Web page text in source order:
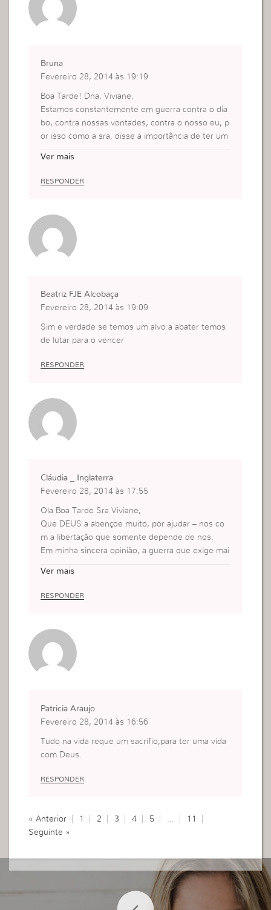
Bruna
Fevereiro 28, 2014 às 19:19
Boa Tarde! Dna. Viviane.
Estamos constantemente em guerra contra o dia
bo, contra nossas vontades, contra o nosso eu, p
or isso como a sra. disse a importância de ter um
s livres de qualquer influencia negativa.
Precisamos mostrar a nossa fe atraves das nossa
s atitudes.
Ver mais
RESPONDER
Beatriz FJE Alcobaça
Fevereiro 28, 2014 às 19:09
Sim e verdade se temos um alvo a abater temos
de lutar para o vencer
RESPONDER
Cláudia _ Inglaterra
Fevereiro 28, 2014 às 17:55
Ola Boa Tarde Sra Viviane,
Que DEUS a abençoe muito, por ajudar – nos co
m a libertação que somente depende de nos.
Em minha sincera opinião, a guerra que exige mai
sse da nossa libertação.
Sra Viviane, DEUS a abençoe com muita sabedori
a, para salvar mais almas e liberta – las do engan
o.
Ver mais
RESPONDER
Patricia Araujo
Fevereiro 28, 2014 às 16:56
Tudo na vida reque um sacrifio,para ter uma vida
com Deus.
RESPONDER
« Anterior 1 2 3 4 5 …
11
Seguinte »